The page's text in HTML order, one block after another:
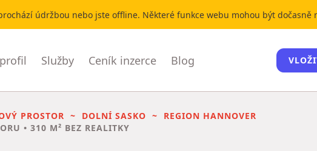
údržbou nebo jste offline. Některé funkce webu mohou být dočasně
Služby Ceník inzerce Blog
PROSTOR DOLNÍ SASKO
REGION HANNOVER
• 310 M² BEZ REALITKY